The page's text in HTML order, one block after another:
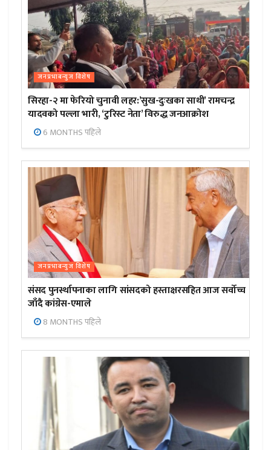
जनप्रभाबन्युज विशेष
सिरहा-२ मा फेरियो चुनावी लहर:’सुख-दुःखका साथी’ रामचन्द्र
यादवको पल्ला भारी, ‘टुरिस्ट नेता’ विरुद्ध जनआक्रोश
6 MONTHS पहिले
जनप्रभाबन्युज विशेष
संसद पुनर्स्थापनाका लागि सांसदको हस्ताक्षरसहित आज सर्वोच्च
जाँदै कांग्रेस-एमाले
8 MONTHS पहिले